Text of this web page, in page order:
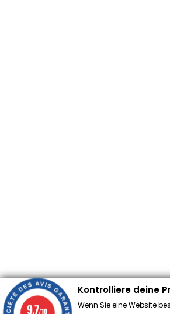
Kontrolliere deine
Wenn Sie eine Website
9.7/10